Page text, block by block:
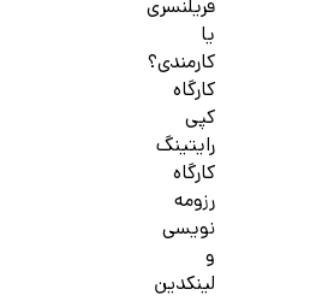
فریلنسری
یا
کارمندی؟
کارگاه
کپی
رایتینگ
کارگاه
رزومه
نویسی
و
لینکدین